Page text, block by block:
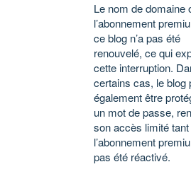
Le nom de domaine
l’abonnement
ce blog n’a pas été
renouvelé, ce qui
cette interruption.
certains cas, le blog
également être
un mot de passe,
son accès limité
l’abonnement
pas été réactivé.